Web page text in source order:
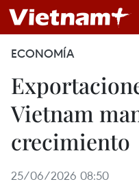
ECONOMÍA
Vietnam
crecimiento
25/06/2026 08:50